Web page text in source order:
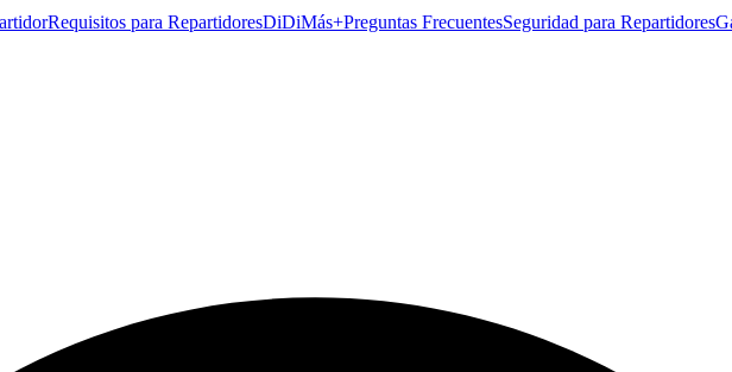
Requisitos para RepartidoresDiDiMás+Preguntas FrecuentesSeguridad para Repartidores